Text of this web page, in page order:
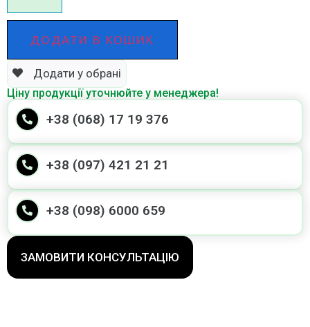
ДОДАТИ В КОШИК
Додати у обрані
Ціну продукції уточнюйте у менеджера!
+38 (068) 17 19 376
+38 (097) 421 21 21
+38 (098) 6000 659
ЗАМОВИТИ КОНСУЛЬТАЦІЮ